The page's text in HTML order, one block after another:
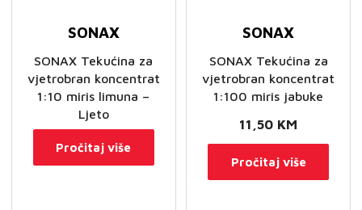
SONAX
SONAX Tekućina za
vjetrobran koncentrat
1:10 miris limuna –
Ljeto
Pročitaj više
SONAX
SONAX Tekućina za
vjetrobran koncentrat
1:100 miris jabuke
11,50 KM
Pročitaj više